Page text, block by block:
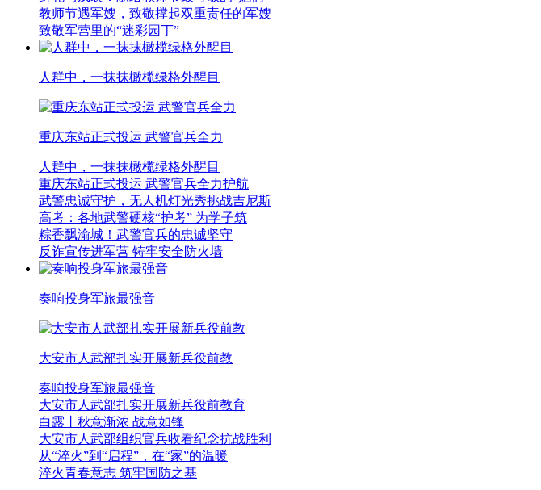
教师节遇军嫂，致敬撑起双重责任的军嫂
致敬军营里的“迷彩园丁”
人群中，一抹抹橄榄绿格外醒目
重庆东站正式投运 武警官兵全力
人群中，一抹抹橄榄绿格外醒目
重庆东站正式投运 武警官兵全力护航
武警忠诚守护，无人机灯光秀挑战吉尼斯
高考：各地武警硬核“护考” 为学子筑
粽香飘渝城！武警官兵的忠诚坚守
反诈宣传进军营 铸牢安全防火墙
奏响投身军旅最强音
大安市人武部扎实开展新兵役前教
奏响投身军旅最强音
大安市人武部扎实开展新兵役前教育
白露丨秋意渐浓 战意如锋
大安市人武部组织官兵收看纪念抗战胜利
从“淬火”到“启程”，在“家”的温暖
淬火青春意志 筑牢国防之基